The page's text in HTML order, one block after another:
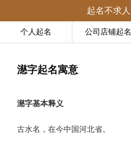
起名不求人
个人起名 公司店铺起名
濨字起名寓意
濨字基本释义
古水名，在今中国河北省。